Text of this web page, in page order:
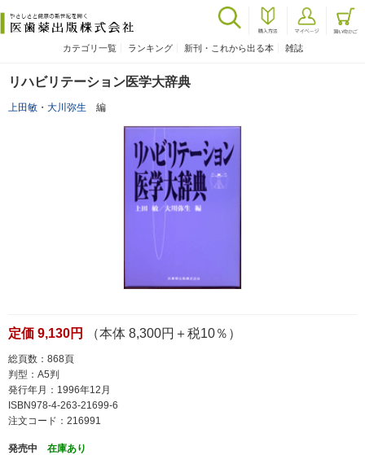
カテゴリ一覧 ランキング 新刊・これから出る本 雑誌
リハビリテーション医学大辞典
上田敏 ・ 大川弥生 編
定価 9,130円 （本体 8,300円＋税10％）
総頁数：868頁
判型：A5判
発行年月：1996年12月
ISBN978-4-263-21699-6
注文コード：216991
発売中 在庫あり